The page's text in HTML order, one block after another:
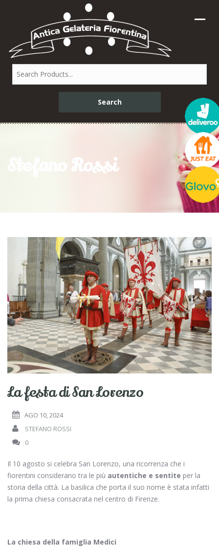
Stefano Rossi
La festa di San Lorenzo
AGO 10, 2024
STEFANO ROSSI
0
Il 10 agosto si celebra San Lorenzo, una ricorrenza che i
fiorentini considerano tra le più autentiche e sentite per la
storia della città. La basilica che porta il suo nome è stata infatti
la prima chiesa consacrata nel centro di Firenze.
La chiesa della famiglia Medici